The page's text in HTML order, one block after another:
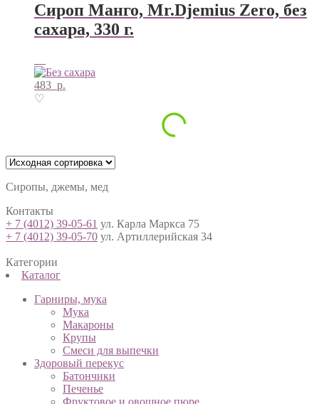
Сироп Манго, Mr.Djemius Zero, без
сахара, 330 г.
483 р.
♡
Сиропы, джемы, мед
Контакты
+ 7 (4012) 39-05-61 ул. Карла Маркса 75
+ 7 (4012) 39-05-70 ул. Артиллерийская 34
Категории
Каталог
Гарниры, мука
Мука
Макароны
Крупы
Смеси для выпечки
Здоровый перекус
Батончики
Печенье